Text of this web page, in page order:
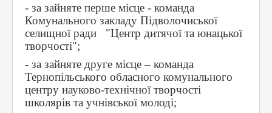
- за зайняте перше місце - команда
Комунального закладу Підволочиської
селищної ради "Центр дитячої та юнацької
творчості";
- за зайняте друге місце – команда
Тернопільського обласного комунального
центру науково-технічної творчості
школярів та учнівської молоді;